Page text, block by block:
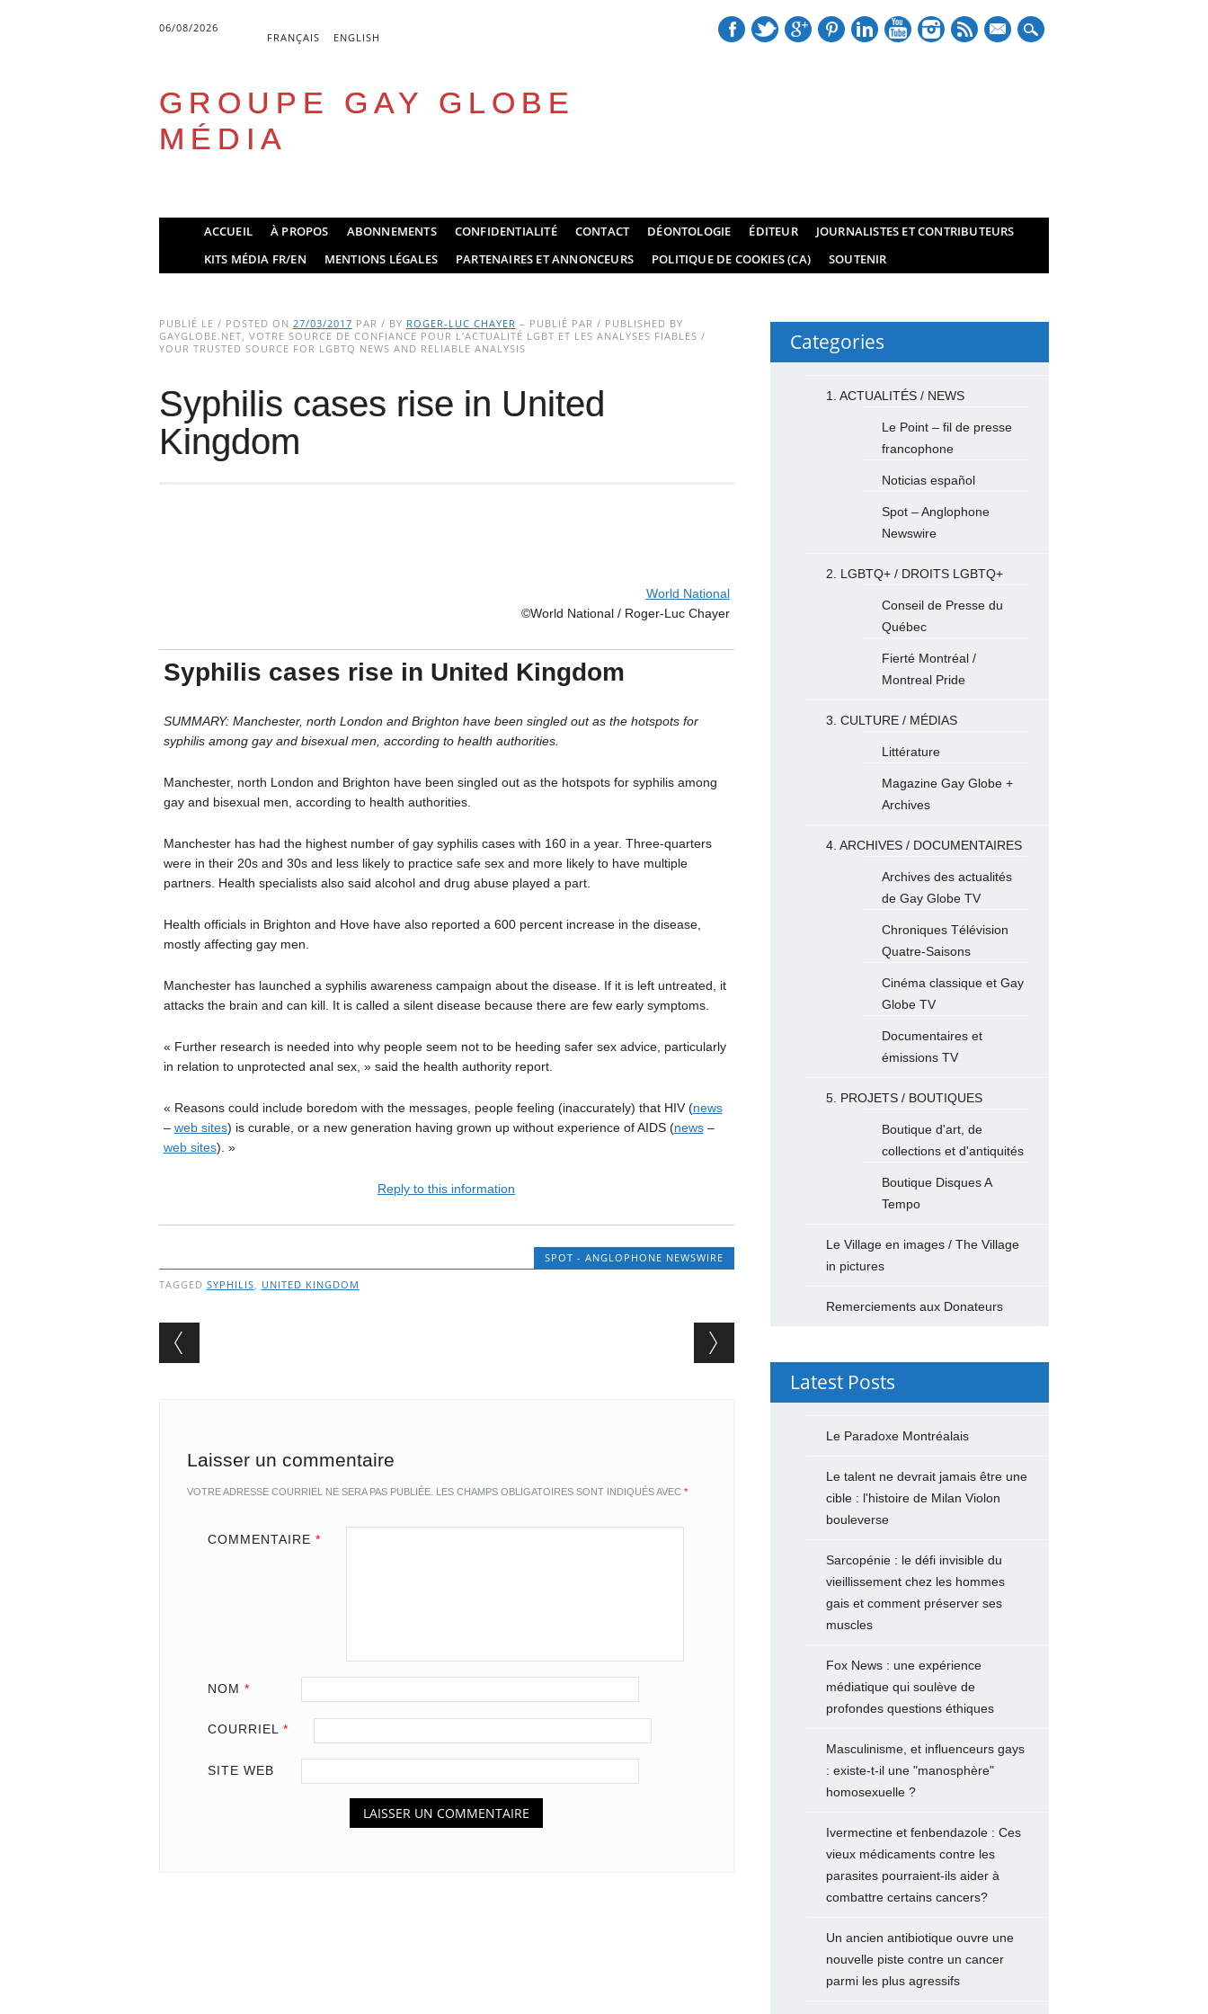
06/08/2026
FRANÇAIS ENGLISH
mail
GROUPE GAY GLOBE
MÉDIA
Main menu
ACCUEIL À PROPOS ABONNEMENTS CONFIDENTIALITÉ CONTACT DÉONTOLOGIE ÉDITEUR
JOURNALISTES ET CONTRIBUTEURS
KITS MÉDIA FR/EN
MENTIONS LÉGALES PARTENAIRES ET ANNONCEURS POLITIQUE DE COOKIES (CA) SOUTENIR
PUBLIÉ LE / POSTED ON 27/03/2017 PAR / BY ROGER-LUC CHAYER – PUBLIÉ PAR / PUBLISHED BY
GAYGLOBE.NET, VOTRE SOURCE DE CONFIANCE POUR L’ACTUALITÉ LGBT ET LES ANALYSES FIABLES /
YOUR TRUSTED SOURCE FOR LGBTQ NEWS AND RELIABLE ANALYSIS
Syphilis cases rise in United
Kingdom
World National
©World National / Roger-Luc Chayer
Syphilis cases rise in United Kingdom
SUMMARY: Manchester, north London and Brighton have been singled out as the hotspots for
syphilis among gay and bisexual men, according to health authorities.
Manchester, north London and Brighton have been singled out as the hotspots for syphilis among
gay and bisexual men, according to health authorities.
Manchester has had the highest number of gay syphilis cases with 160 in a year. Three-quarters
were in their 20s and 30s and less likely to practice safe sex and more likely to have multiple
partners. Health specialists also said alcohol and drug abuse played a part.
Health officials in Brighton and Hove have also reported a 600 percent increase in the disease,
mostly affecting gay men.
Manchester has launched a syphilis awareness campaign about the disease. If it is left untreated, it
attacks the brain and can kill. It is called a silent disease because there are few early symptoms.
« Further research is needed into why people seem not to be heeding safer sex advice, particularly
in relation to unprotected anal sex, » said the health authority report.
« Reasons could include boredom with the messages, people feeling (inaccurately) that HIV (news
– web sites) is curable, or a new generation having grown up without experience of AIDS (news–
web sites). »
Reply to this information
SPOT - ANGLOPHONE NEWSWIRE
TAGGED SYPHILIS, UNITED KINGDOM
Post navigation
Laisser un commentaire
VOTRE ADRESSE COURRIEL NE SERA PAS PUBLIÉE. LES CHAMPS OBLIGATOIRES SONT INDIQUÉS AVEC *
COMMENTAIRE *
NOM *
COURRIEL *
SITE WEB
Categories
1. ACTUALITÉS / NEWS
Le Point – fil de presse
francophone
Noticias español
Spot – Anglophone
Newswire
2. LGBTQ+ / DROITS LGBTQ+
Conseil de Presse du
Québec
Fierté Montréal /
Montreal Pride
3. CULTURE / MÉDIAS
Littérature
Magazine Gay Globe +
Archives
4. ARCHIVES / DOCUMENTAIRES
Archives des actualités
de Gay Globe TV
Chroniques Télévision
Quatre-Saisons
Cinéma classique et Gay
Globe TV
Documentaires et
émissions TV
5. PROJETS / BOUTIQUES
Boutique d'art, de
collections et d'antiquités
Boutique Disques A
Tempo
Le Village en images / The Village
in pictures
Remerciements aux Donateurs
Latest Posts
Le Paradoxe Montréalais
Le talent ne devrait jamais être une
cible : l'histoire de Milan Violon
bouleverse
Sarcopénie : le défi invisible du
vieillissement chez les hommes
gais et comment préserver ses
muscles
Fox News : une expérience
médiatique qui soulève de
profondes questions éthiques
Masculinisme, et influenceurs gays
: existe-t-il une "manosphère"
homosexuelle ?
Ivermectine et fenbendazole : Ces
vieux médicaments contre les
parasites pourraient-ils aider à
combattre certains cancers?
Un ancien antibiotique ouvre une
nouvelle piste contre un cancer
parmi les plus agressifs